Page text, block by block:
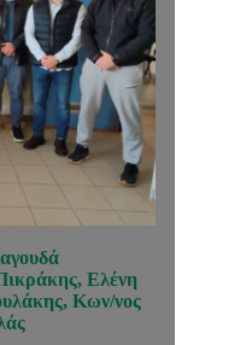
Ελένη
Κων/νος